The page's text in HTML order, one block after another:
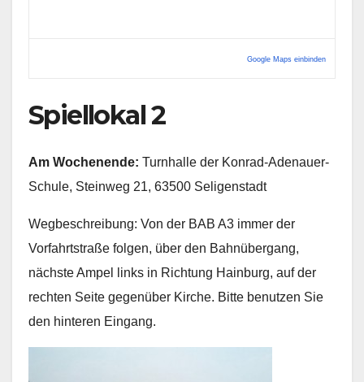
Google Maps einbinden
Spiellokal 2
Am Wochenende: Turnhalle der Konrad-Adenauer-
Schule, Steinweg 21, 63500 Seligenstadt
Wegbeschreibung: Von der BAB A3 immer der
Vorfahrtstraße folgen, über den Bahnübergang,
nächste Ampel links in Richtung Hainburg, auf der
rechten Seite gegenüber Kirche. Bitte benutzen Sie
den hinteren Eingang.